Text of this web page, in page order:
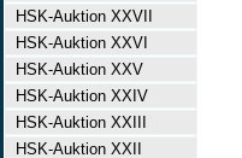
HSK-Auktion XXVII
HSK-Auktion XXVI
HSK-Auktion XXV
HSK-Auktion XXIV
HSK-Auktion XXIII
HSK-Auktion XXII